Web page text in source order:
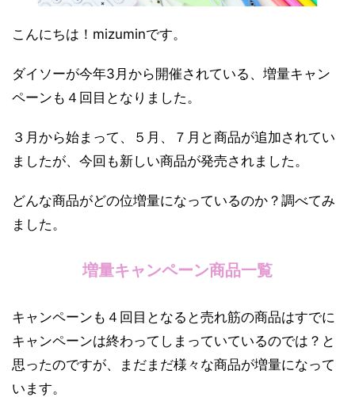
こんにちは！mizuminです。
ダイソーが今年3月から開催されている、増量キャン
ペーンも４回目となりました。
３月から始まって、５月、７月と商品が追加されてい
ましたが、今回も新しい商品が発売されました。
どんな商品がどの位増量になっているのか？調べてみ
ました。
増量キャンペーン商品一覧
キャンペーンも４回目となると売れ筋の商品はすでに
キャンペーンは終わってしまっていているのでは？と
思ったのですが、まだまだ様々な商品が増量になって
います。